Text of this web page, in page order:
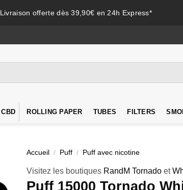
Livraison offerte dès 39,90€ en 24h Express*
CBD ROLLING PAPER TUBES FILTERS
Accueil / Puff / Puff avec nicotine
Visitez les boutiques RandM Tornado et
Puff 15000 Tornado